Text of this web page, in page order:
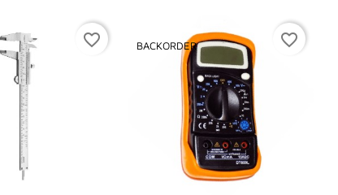
favorite_border BACKORDER favorite_border